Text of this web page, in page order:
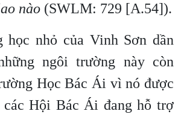
nào (SWLM: 729 [A.54]).
học nhỏ của Vinh Sơn dần
ngôi trường này còn
Học Bác Ái vì nó được
Hội Bác Ái đang hỗ trợ